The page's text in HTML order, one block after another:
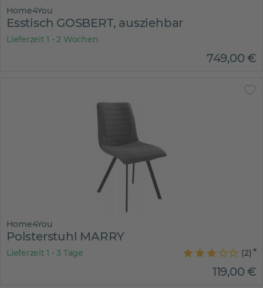
Home4You
Esstisch GOSBERT, ausziehbar
Lieferzeit 1 - 2 Wochen
749,00€
Home4You
Polsterstuhl MARRY
Lieferzeit 1 - 3 Tage (2)
119,00€